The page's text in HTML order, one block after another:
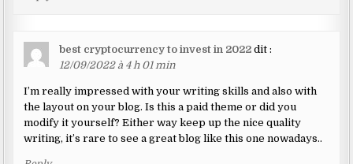
best cryptocurrency to invest in 2022 dit :
12/09/2022 à 4 h 01 min
I’m really impressed with your writing skills and also with
the layout on your blog. Is this a paid theme or did you
modify it yourself? Either way keep up the nice quality
writing, it’s rare to see a great blog like this one nowadays..